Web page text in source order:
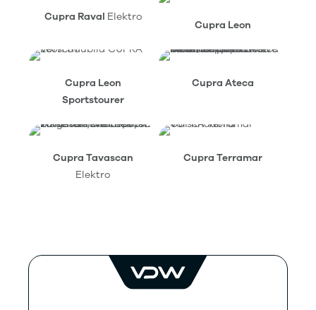
Cupra Raval Elektro
Cupra Leon
Cupra Leon
Sportstourer
Cupra Ateca
Cupra Tavascan
Elektro
Cupra Terramar